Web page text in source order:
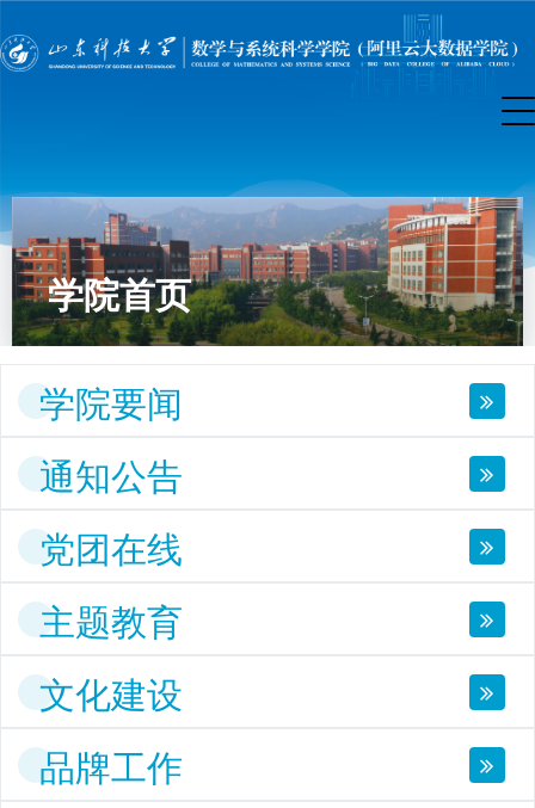
学院首页
学院要闻
通知公告
党团在线
主题教育
文化建设
品牌工作